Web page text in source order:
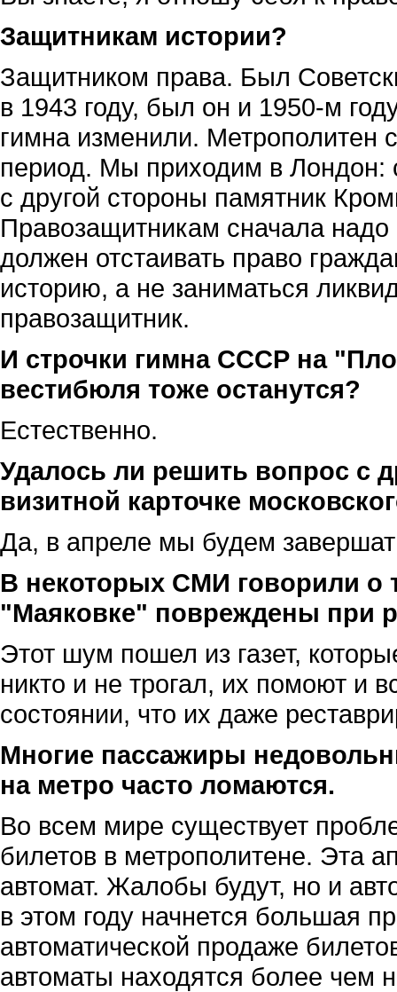
Защитникам истории?
Защитником права. Был
в 1943 году, был он и 1950-м
гимна изменили. Метрополитен
период. Мы приходим в Лондон:
с другой стороны памятник
Правозащитникам сначала
должен отстаивать право
историю, а не заниматься
правозащитник.
И строчки гимна СССР на
вестибюля тоже останутся?
Естественно.
Удалось ли решить вопрос с
визитной карточке
Да, в апреле мы будем
В некоторых СМИ говорили о
"Маяковке" повреждены при
Этот шум пошел из газет,
никто и не трогал, их помоют и
состоянии, что их даже
Многие пассажиры
на метро часто ломаются.
Во всем мире существует
билетов в метрополитене. Эта
автомат. Жалобы будут, но и
в этом году начнется большая
автоматической продаже
автоматы находятся более чем